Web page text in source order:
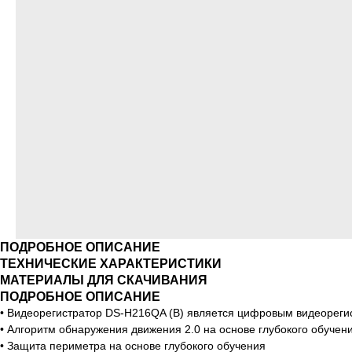
ПОДРОБНОЕ ОПИСАНИЕ
ТЕХНИЧЕСКИЕ ХАРАКТЕРИСТИКИ
МАТЕРИАЛЫ ДЛЯ СКАЧИВАНИЯ
ПОДРОБНОЕ ОПИСАНИЕ
• Видеорегистратор DS-H216QA (B) является цифровым
• Алгоритм обнаружения движения 2.0 на основе глубокого
• Защита периметра на основе глубокого обучения